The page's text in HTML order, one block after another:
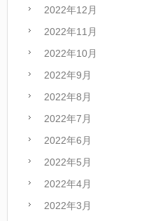
2022年12月
2022年11月
2022年10月
2022年9月
2022年8月
2022年7月
2022年6月
2022年5月
2022年4月
2022年3月